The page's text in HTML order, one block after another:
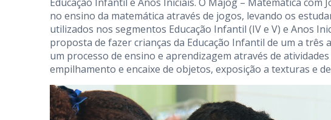
no ensino da matemática através de jogos, levando os
utilizados nos segmentos Educação Infantil (IV e V) e Anos
proposta de fazer crianças da Educação Infantil de um a três
um processo de ensino e aprendizagem através de
empilhamento e encaixe de objetos, exposição a texturas e